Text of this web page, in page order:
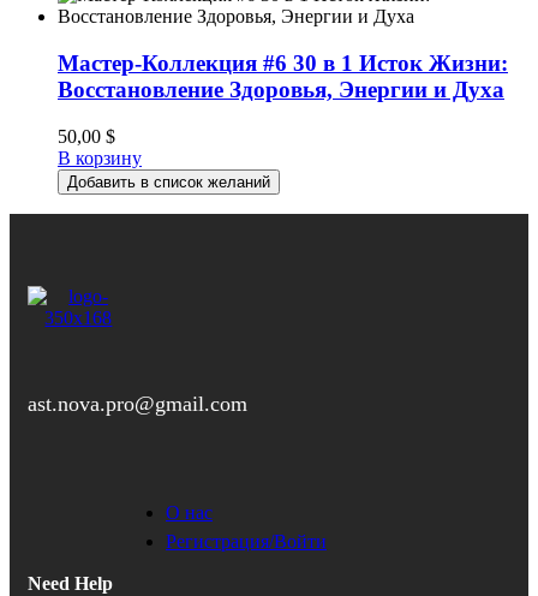
Мастер-Коллекция #6 30 в 1 Исток Жизни:
Восстановление Здоровья, Энергии и Духа
50,00 $
В корзину
Добавить в список желаний
ast.nova.pro@gmail.com
О нас
Регистрация/Войти
Need Help